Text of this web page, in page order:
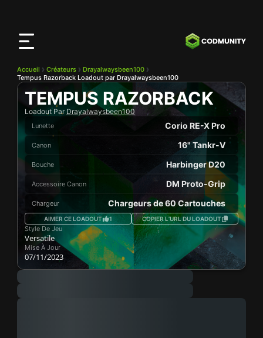
Accueil Créateurs
Drayalwaysbeen100
Tempus Razorback Loadout par Drayalwaysbeen100
TEMPUS RAZORBACK
Loadout Par Drayalwaysbeen100
Lunette Corio RE-X Pro
Canon 16" Tankr-V
Bouche Harbinger D20
Accessoire Canon DM Proto-Grip
Chargeur Chargeurs de 60 Cartouches
AIMER CE LOADOUT 1 COPIER L’URL DU LOADOUT
Style De Jeu
Versatile
Mise À Jour
07/11/2023